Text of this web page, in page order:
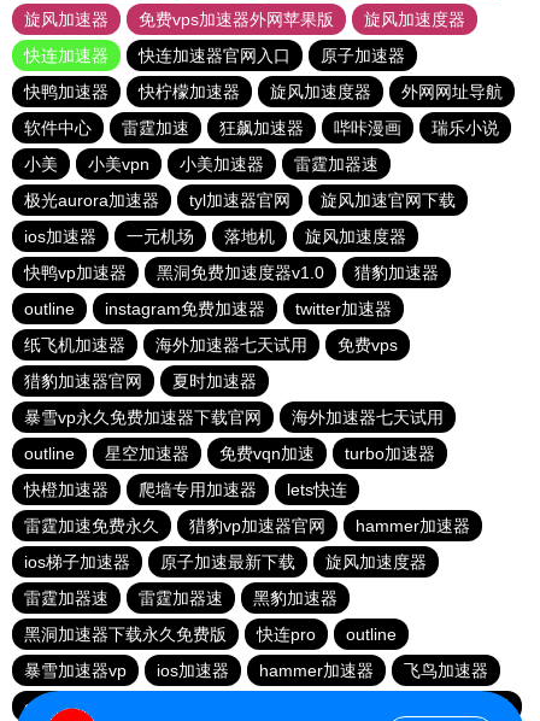
旋风加速器
免费vps加速器外网苹果版
旋风加速度器
快连加速器
快连加速器官网入口
原子加速器
快鸭加速器
快柠檬加速器 旋风加速度器
外网网址导航
软件中心
雷霆加速 狂飙加速器 哔咔漫画
瑞乐小说
小美
小美vpn 小美加速器
雷霆加器速
极光aurora加速器
tyl加速器官网
旋风加速官网下载
ios加速器
一元机场 落地机
旋风加速度器
快鸭vp加速器
黑洞免费加速度器v1.0
猎豹加速器
outline
instagram免费加速器
twitter加速器
纸飞机加速器
海外加速器七天试用
免费vps
猎豹加速器官网
夏时加速器
暴雪vp永久免费加速器下载官网
海外加速器七天试用
outline
星空加速器 免费vqn加速
turbo加速器
快橙加速器
爬墙专用加速器
lets快连
雷霆加速免费永久
猎豹vp加速器官网
hammer加速器
ios梯子加速器
原子加速最新下载
旋风加速度器
雷霆加器速
雷霆加器速
黑豹加速器
黑洞加速器下载永久免费版
快连pro
outline
暴雪加速器vp
ios加速器 hammer加速器
飞鸟加速器
outline
黑洞nvp加速器